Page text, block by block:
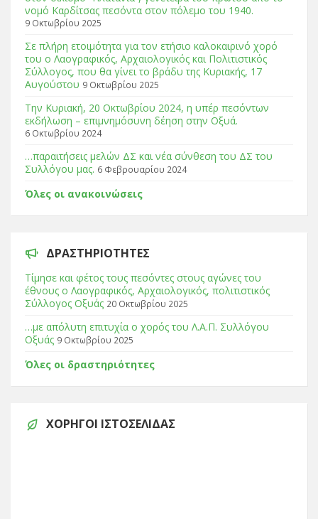
νομό Καρδίτσας πεσόντα στον πόλεμο του 1940.
9 Οκτωβρίου 2025
Σε πλήρη ετοιμότητα για τον ετήσιο καλοκαιρινό χορό
του ο Λαογραφικός, Αρχαιολογικός και Πολιτιστικός
Σύλλογος, που θα γίνει το βράδυ της Κυριακής, 17
Αυγούστου 9 Οκτωβρίου 2025
Tην Κυριακή, 20 Οκτωβρίου 2024, η υπέρ πεσόντων
εκδήλωση – επιμνημόσυνη δέηση στην Οξυά.
6 Οκτωβρίου 2024
…παραιτήσεις μελών ΔΣ και νέα σύνθεση του ΔΣ του
Συλλόγου μας. 6 Φεβρουαρίου 2024
Όλες οι ανακοινώσεις
ΔΡΑΣΤΗΡΙΌΤΗΤΕΣ
Τίμησε και φέτος τους πεσόντες στους αγώνες του
έθνους ο Λαογραφικός, Αρχαιολογικός, πολιτιστικός
Σύλλογος Οξυάς 20 Οκτωβρίου 2025
…με απόλυτη επιτυχία ο χορός του Λ.Α.Π. Συλλόγου
Οξυάς 9 Οκτωβρίου 2025
Όλες οι δραστηριότητες
ΧΟΡΗΓΟΊ ΙΣΤΟΣΕΛΊΔΑΣ